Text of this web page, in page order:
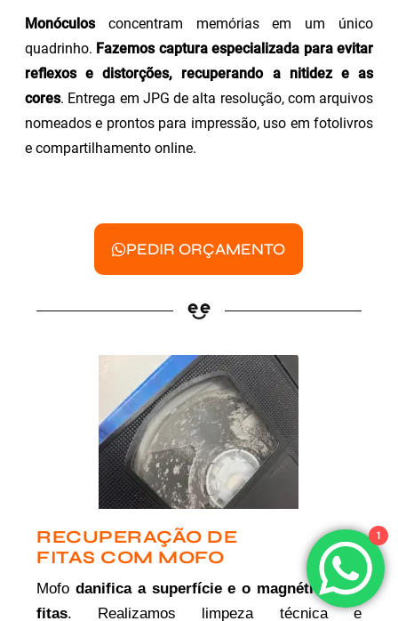
Monóculosconcentram memórias em um único
quadrinho. Fazemos captura especializada para evitar
reflexos e distorções, recuperando a nitidez e as
cores. Entrega em JPG de alta resolução, com arquivos
nomeados e prontos para impressão, uso em fotolivros
e compartilhamento online.
PEDIR ORÇAMENTO
RECUPERAÇÃO DE
FITAS COM MOFO
Mofodanifica a superfície e o magnético das
fitas. Realizamos limpeza técnica e
1